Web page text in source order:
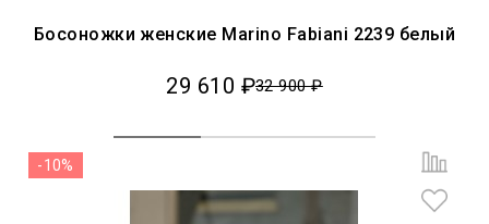
Босоножки женские Marino Fabiani 2239 белый
29 610 ₽32 900 ₽
-10%